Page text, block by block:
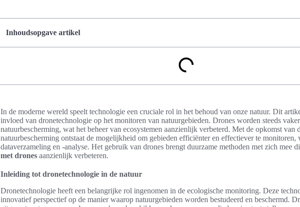
Inhoudsopgave artikel
In de moderne wereld speelt technologie een cruciale rol in het behoud van onze natuur. Dit
invloed van dronetechnologie op het monitoren van natuurgebieden. Drones worden steeds
natuurbescherming, wat het beheer van ecosystemen aanzienlijk verbeterd. Met de opkomst van
natuurbescherming ontstaat de mogelijkheid om gebieden efficiënter en effectiever te monitoren,
dataverzameling en -analyse. Het gebruik van drones brengt duurzame methoden met zich mee
met drones aanzienlijk verbeteren.
Inleiding tot dronetechnologie in de natuur
Dronetechnologie heeft een belangrijke rol ingenomen in de ecologische monitoring. Deze
innovatief perspectief op de manier waarop natuurgebieden worden bestudeerd en beschermd.